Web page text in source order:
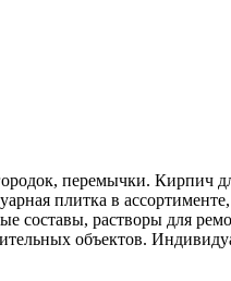
перемычки. Кирпич
плитка в
составы, растворы для
объектов.